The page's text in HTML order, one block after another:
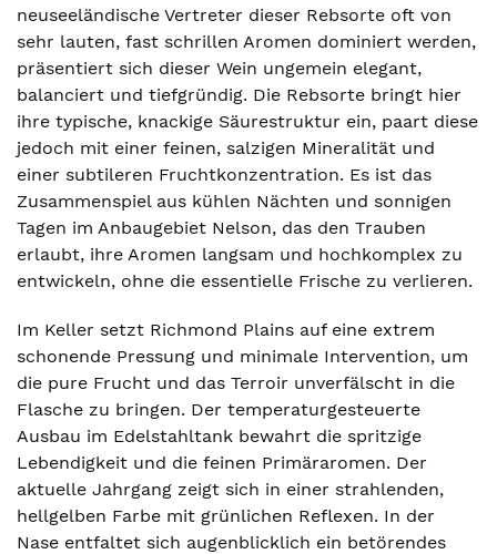
neuseeländische Vertreter dieser Rebsorte oft von
sehr lauten, fast schrillen Aromen dominiert werden,
präsentiert sich dieser Wein ungemein elegant,
balanciert und tiefgründig. Die Rebsorte bringt hier
ihre typische, knackige Säurestruktur ein, paart diese
jedoch mit einer feinen, salzigen Mineralität und
einer subtileren Fruchtkonzentration. Es ist das
Zusammenspiel aus kühlen Nächten und sonnigen
Tagen im Anbaugebiet Nelson, das den Trauben
erlaubt, ihre Aromen langsam und hochkomplex zu
entwickeln, ohne die essentielle Frische zu verlieren.
Im Keller setzt Richmond Plains auf eine extrem
schonende Pressung und minimale Intervention, um
die pure Frucht und das Terroir unverfälscht in die
Flasche zu bringen. Der temperaturgesteuerte
Ausbau im Edelstahltank bewahrt die spritzige
Lebendigkeit und die feinen Primäraromen. Der
aktuelle Jahrgang zeigt sich in einer strahlenden,
hellgelben Farbe mit grünlichen Reflexen. In der
Nase entfaltet sich augenblicklich ein betörendes